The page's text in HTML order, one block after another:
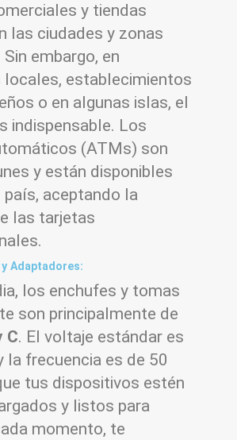
y tiendas
las ciudades y zonas
embargo, en
locales, establecimientos
o en algunas islas, el
indispensable. Los
(ATMs) son
y están disponibles
aceptando la
las tarjetas
Adaptadores:
los enchufes y tomas
son principalmente de
C. El voltaje estándar es
la frecuencia es de 50
tus dispositivos estén
y listos para
momento, te